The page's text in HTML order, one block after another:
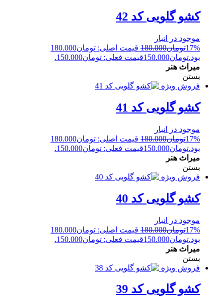
کشو گلویی کد 42
موجود در انبار
17%تومان180.000
قیمت اصلی: تومان180.000
بود.تومان150.000قیمت فعلی: تومان150.000.
میراث هنر
بستن
فروش ویژه
کشو گلویی کد 41
موجود در انبار
17%تومان180.000
قیمت اصلی: تومان180.000
بود.تومان150.000قیمت فعلی: تومان150.000.
میراث هنر
بستن
فروش ویژه
کشو گلویی کد 40
موجود در انبار
17%تومان180.000
قیمت اصلی: تومان180.000
بود.تومان150.000قیمت فعلی: تومان150.000.
میراث هنر
بستن
فروش ویژه
کشو گلویی کد 39